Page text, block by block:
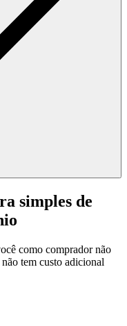
simples de
como comprador não
tem custo adicional